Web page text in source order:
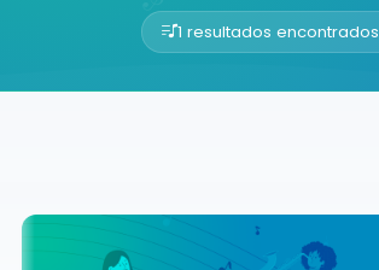
1 resultados encontrados
Buscador de músicos